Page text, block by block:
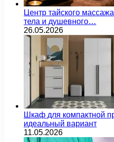
Центр тайского
тела и душевного…
26.05.2026
Шкаф для компактной
идеальный вариант
11.05.2026